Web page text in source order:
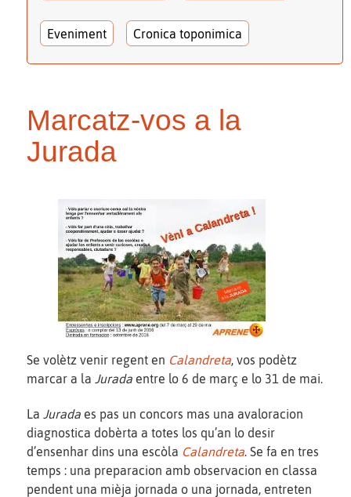
Eveniment Cronica toponimica
Marcatz-vos a la
Jurada
Se volètz venir regent en Calandreta, vos podètz
marcar a la Jurada entre lo 6 de març e lo 31 de mai.
La Jurada es pas un concors mas una avaloracion
diagnostica dobèrta a totes los qu’an lo desir
d’ensenhar dins una escòla Calandreta . Se fa en tres
temps : una preparacion amb observacion en classa
pendent una mièja jornada o una jornada, entreten